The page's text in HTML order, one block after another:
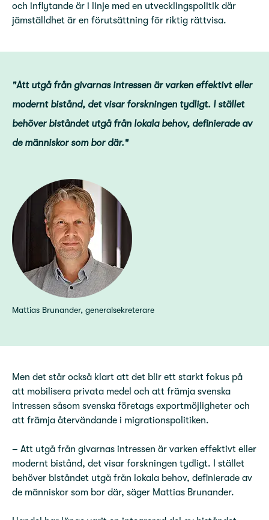
och inflytande är i linje med en utvecklingspolitik där
jämställdhet är en förutsättning för riktig rättvisa.
"Att utgå från givarnas intressen är varken effektivt eller
modernt bistånd, det visar forskningen tydligt. I stället
behöver biståndet utgå från lokala behov, definierade av
de människor som bor där."
Mattias Brunander, generalsekreterare
Men det står också klart att det blir ett starkt fokus på
att mobilisera privata medel och att främja svenska
intressen såsom svenska företags exportmöjligheter och
att främja återvändande i migrationspolitiken.
– Att utgå från givarnas intressen är varken effektivt eller
modernt bistånd, det visar forskningen tydligt. I stället
behöver biståndet utgå från lokala behov, definierade av
de människor som bor där, säger Mattias Brunander.